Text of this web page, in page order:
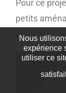
Pour ce
petits
réalisés et
Nous
expérience
utiliser ce